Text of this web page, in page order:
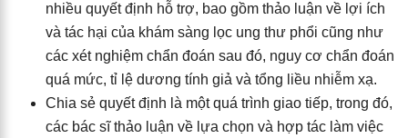
nhiều quyết định hỗ trợ, bao gồm thảo luận về lợi ích
và tác hại của khám sàng lọc ung thư phổi cũng như
các xét nghiệm chẩn đoán sau đó, nguy cơ chẩn đoán
quá mức, tỉ lệ dương tính giả và tổng liều nhiễm xạ.
Chia sẻ quyết định là một quá trình giao tiếp, trong đó,
các bác sĩ thảo luận về lựa chọn và hợp tác làm việc